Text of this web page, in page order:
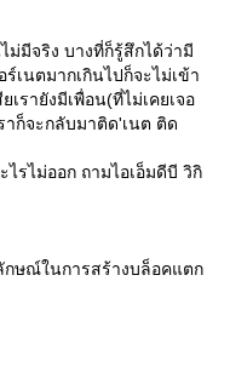
ม่มีจริง บางที่ก็รู้สึกได้ว่ามี
เนตมากเกินไปก็จะไม่เข้า
รายังมีเพื่อน(ที่ไม่เคยเจอ
ก็จะกลับมาติด'เนต ติด
รไม่ออก ถามไอเอ็มดีบี วิกิ
กษณ์ในการสร้างบล็อคแตก